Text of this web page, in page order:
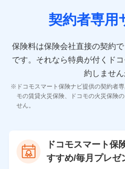
10.受託業務の 個人情報
11.マイカー通勤管理クラウド
ビスに関してのお問い合わせ情
各種お問い合わせに対応するため
当社のサービスに関する情報提供
をお送りするため
当社の対応品質向上やお問い合わ
個人情報保護管理者の職名
契約者専用
保険料は保険会社直接の契約
です。 それなら特典が付くド
約しません
ドコモスマート保険ナビ提供の契約者
モの賃貸火災保険、ドコモの火災保険
せん。
ドコモスマート保
すすめ/毎月プレゼ